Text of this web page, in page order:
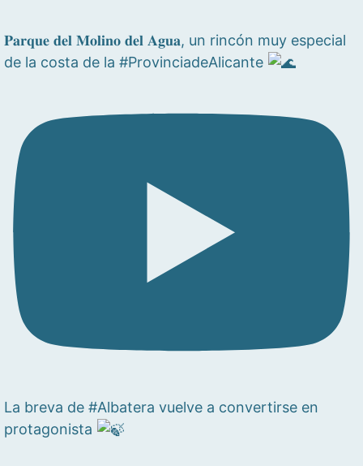
𝐏𝐚𝐫𝐪𝐮𝐞 𝐝𝐞𝐥 𝐌𝐨𝐥𝐢𝐧𝐨 𝐝𝐞𝐥 𝐀𝐠𝐮𝐚, un rincón muy especial
de la costa de la #ProvinciadeAlicante
La breva de #Albatera vuelve a convertirse en
protagonista